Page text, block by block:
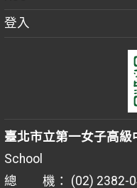
登入
臺北市立第一女子高級
School
總 機： (02) 2382-